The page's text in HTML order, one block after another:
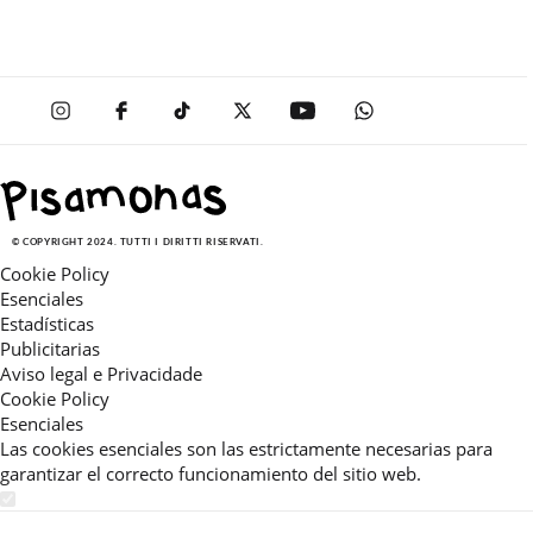
© COPYRIGHT 2024. TUTTI I DIRITTI RISERVATI.
Cookie Policy
Esenciales
Estadísticas
Publicitarias
Aviso legal e Privacidade
Cookie Policy
Esenciales
Las cookies esenciales son las estrictamente necesarias para
garantizar el correcto funcionamiento del sitio web.